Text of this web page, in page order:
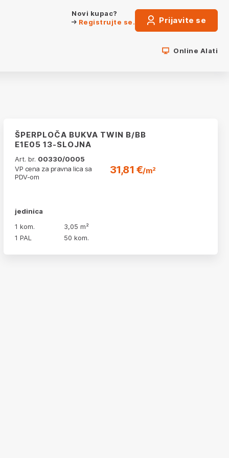
Novi kupac?
Registrujte se.
Prijavite se
Online Alati
ŠPERPLOČA BUKVA TWIN B/BB
E1E05 13-SLOJNA
Art. br. 00330/0005
VP cena za pravna lica sa
PDV-om
31,81 €/m²
jedinica
1 kom.
3,05 m²
1 PAL
50 kom.